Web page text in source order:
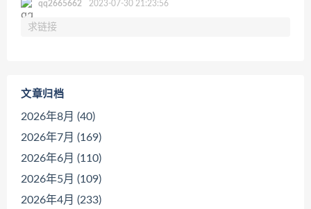
qq2665662 2023-07-30 21:23:56
求链接
文章归档
2026年8月 (40)
2026年7月 (169)
2026年6月 (110)
2026年5月 (109)
2026年4月 (233)